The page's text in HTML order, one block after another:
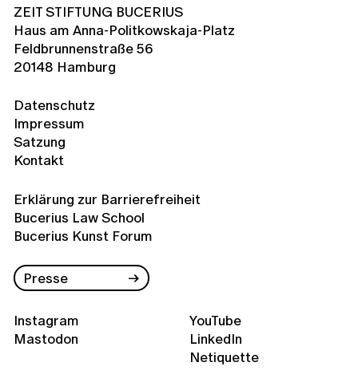
ZEIT STIFTUNG BUCERIUS
Haus am Anna-Politkowskaja-Platz
Feldbrunnenstraße 56
20148 Hamburg
Datenschutz
Impressum
Satzung
Kontakt
Erklärung zur Barrierefreiheit
Bucerius Law School
Bucerius Kunst Forum
Presse
Instagram
Mastodon
YouTube
LinkedIn
Netiquette